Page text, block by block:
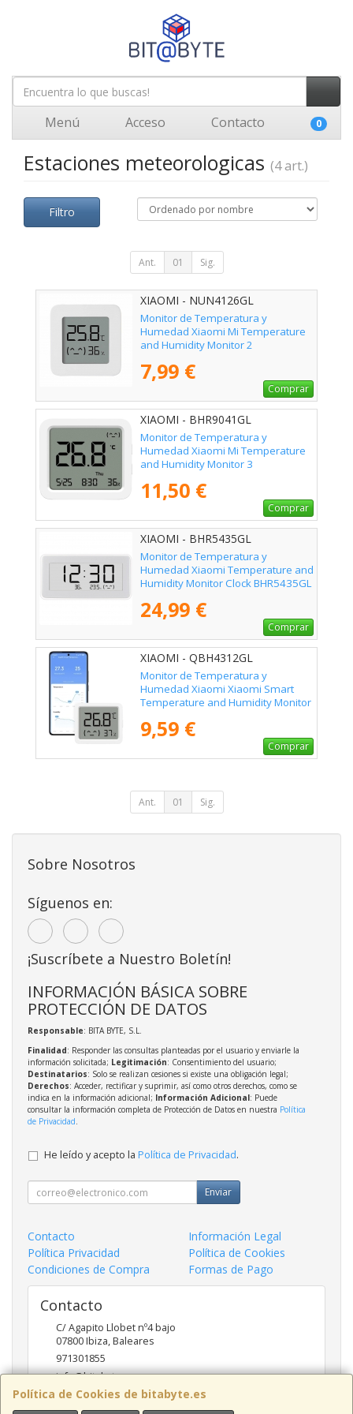
Menú Acceso Contacto 0
Estaciones meteorologicas (4 art.)
Filtro
Ant. 01 Sig.
XIAOMI - NUN4126GL
Monitor de Temperatura y
Humedad Xiaomi Mi Temperature
and Humidity Monitor 2
7,99 €
Comprar
XIAOMI - BHR9041GL
Monitor de Temperatura y
Humedad Xiaomi Mi Temperature
and Humidity Monitor 3
11,50 €
Comprar
XIAOMI - BHR5435GL
Monitor de Temperatura y
Humedad Xiaomi Temperature and
Humidity Monitor Clock BHR5435GL
24,99 €
Comprar
XIAOMI - QBH4312GL
Monitor de Temperatura y
Humedad Xiaomi Xiaomi Smart
Temperature and Humidity Monitor
9,59 €
Comprar
Ant. 01 Sig.
Política de Cookies de bitabyte.es
Sobre Nosotros
Síguenos en:
¡Suscríbete a Nuestro Boletín!
INFORMACIÓN BÁSICA SOBRE
PROTECCIÓN DE DATOS
Responsable: BITA BYTE, S.L.
Finalidad: Responder las consultas planteadas por el usuario y enviarle la
información solicitada; Legitimación: Consentimiento del usuario;
Destinatarios: Solo se realizan cesiones si existe una obligación legal;
Derechos: Acceder, rectificar y suprimir, así como otros derechos, como se
indica en la información adicional; Información Adicional: Puede
consultar la información completa de Protección de Datos en nuestra Política
de Privacidad.
He leído y acepto la Política de Privacidad.
Enviar
Contacto
Información Legal
Política Privacidad
Política de Cookies
Condiciones de Compra
Formas de Pago
Contacto
C/ Agapito Llobet nº4 bajo
07800Ibiza,Baleares
971301855
info@bitabyte.es